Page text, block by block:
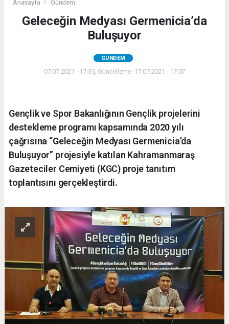
Anasayfa Gündem
Geleceğin Medyası Germenicia’da
Buluşuyor
GÜNDEM
07.07.2021 - 17:35, Güncelleme: 17.07.2021 - 17:07
Gençlik ve Spor Bakanlığının Gençlik projelerini
destekleme programı kapsamında 2020 yılı
çağrısına “Geleceğin Medyası Germenicia’da
Buluşuyor” projesiyle katılan Kahramanmaraş
Gazeteciler Cemiyeti (KGC) proje tanıtım
toplantısını gerçekleştirdi.